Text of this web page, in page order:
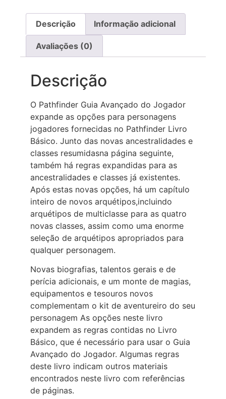
Descrição Informação adicional
Avaliações (0)
Descrição
O Pathfinder Guia Avançado do Jogador
expande as opções para personagens
jogadores fornecidas no Pathfinder Livro
Básico. Junto das novas ancestralidades e
classes resumidasna página seguinte,
também há regras expandidas para as
ancestralidades e classes já existentes.
Após estas novas opções, há um capítulo
inteiro de novos arquétipos,incluindo
arquétipos de multiclasse para as quatro
novas classes, assim como uma enorme
seleção de arquétipos apropriados para
qualquer personagem.
Novas biografias, talentos gerais e de
perícia adicionais, e um monte de magias,
equipamentos e tesouros novos
complementam o kit de aventureiro do seu
personagem As opções neste livro
expandem as regras contidas no Livro
Básico, que é necessário para usar o Guia
Avançado do Jogador. Algumas regras
deste livro indicam outros materiais
encontrados neste livro com referências
de páginas.